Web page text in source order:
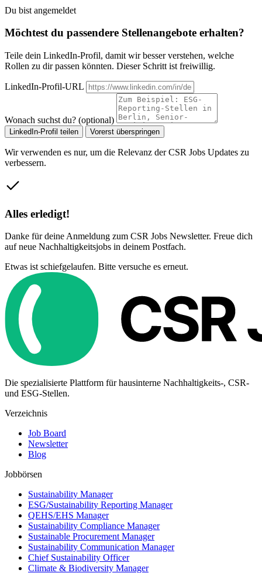
Du bist angemeldet
Möchtest du passendere Stellenangebote erhalten?
Teile dein LinkedIn-Profil, damit wir besser verstehen, welche
Rollen zu dir passen könnten. Dieser Schritt ist freiwillig.
LinkedIn-Profil-URL
Wonach suchst du? (optional)
LinkedIn-Profil teilen Vorerst überspringen
Wir verwenden es nur, um die Relevanz der CSR Jobs Updates zu
verbessern.
Alles erledigt!
Danke für deine Anmeldung zum CSR Jobs Newsletter. Freue dich
auf neue Nachhaltigkeitsjobs in deinem Postfach.
Etwas ist schiefgelaufen. Bitte versuche es erneut.
Die spezialisierte Plattform für hausinterne Nachhaltigkeits-, CSR-
und ESG-Stellen.
Verzeichnis
Job Board
Newsletter
Blog
Jobbörsen
Sustainability Manager
ESG/Sustainability Reporting Manager
QEHS/EHS Manager
Sustainability Compliance Manager
Sustainable Procurement Manager
Sustainability Communication Manager
Chief Sustainability Officer
Climate & Biodiversity Manager